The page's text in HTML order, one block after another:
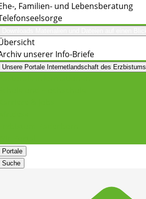
, Familien- und Lebensberatung
unserer Info-Briefe
Unsere Portale Internetlandschaft des Erzbistums
Portale
Suche